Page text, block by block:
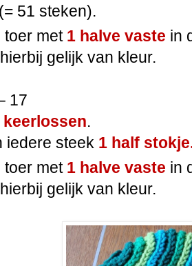
(= 51 steken).
toer met 1 halve vaste in
gelijk van kleur.
17
keerlossen.
iedere steek 1 half
toer met 1 halve vaste in
gelijk van kleur.